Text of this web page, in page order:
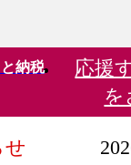
納税 応援
を
せ